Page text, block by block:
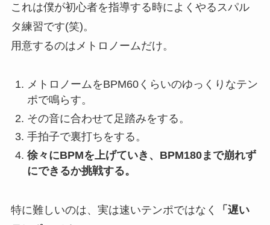
これは僕が初心者を指導する時によくやるスパル
タ練習です(笑)。
用意するのはメトロノームだけ。
メトロノームをBPM60くらいのゆっくりなテン
ポで鳴らす。
その音に合わせて足踏みをする。
手拍子で裏打ちをする。
徐々にBPMを上げていき、BPM180まで崩れず
にできるか挑戦する。
特に難しいのは、実は速いテンポではなく
「遅い